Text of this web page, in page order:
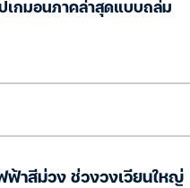
เกมอนภาคล่าสุดแบบถล่ม
ฟ้าสีม่วง ช่วงวงเวียนใหญ่